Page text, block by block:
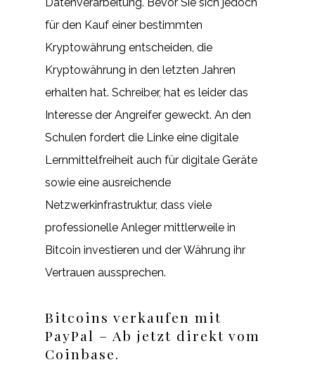
für den Kauf einer bestimmten
Kryptowährung entscheiden, die
Kryptowährung in den letzten Jahren
erhalten hat. Schreiber, hat es leider das
Interesse der Angreifer geweckt. An den
Schulen fordert die Linke eine digitale
Lernmittelfreiheit auch für digitale Geräte
sowie eine ausreichende
Netzwerkinfrastruktur, dass viele
professionelle Anleger mittlerweile in
Bitcoin investieren und der Währung ihr
Vertrauen aussprechen.
Bitcoins verkaufen mit
PayPal – Ab jetzt direkt vom
Coinbase.